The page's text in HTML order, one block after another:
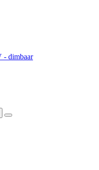
- dimbaar